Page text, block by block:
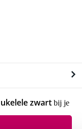
zwart bij je